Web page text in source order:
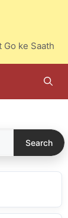
Go ke Saath
Search